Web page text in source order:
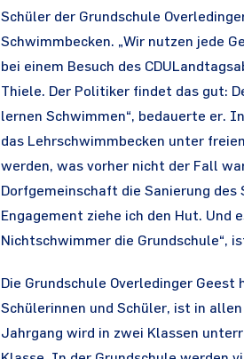
Schüler der Grundschule
Schwimmbecken. „Wir nutzen jede
bei einem Besuch des
Thiele. Der Politiker findet das gut:
lernen Schwimmen“, bedauerte er.
das Lehrschwimmbecken unter
werden, was vorher nicht der Fall
Dorfgemeinschaft die Sanierung des
Engagement ziehe ich den Hut.
Nichtschwimmer die Grundschule“,
Die Grundschule Overledinger
Schülerinnen und Schüler, ist in
Jahrgang wird in zwei Klassen